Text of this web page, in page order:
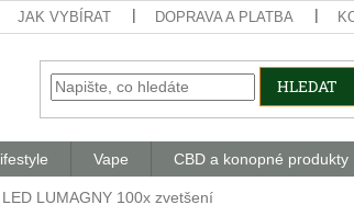
JAK VYBÍRAT DOPRAVA A PLATBA
HLEDAT
Vape CBD a konopné produkty
LUMAGNY 100x zvetšení